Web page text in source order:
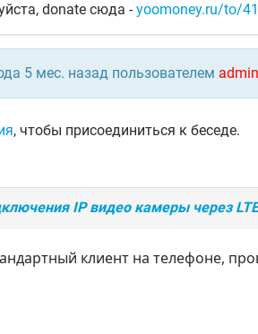
donate сюда -yoomoney.ru/to/
5 мес. назад пользователем admin
, чтобы присоединиться к беседе.
IP видео камеры через
клиент на телефоне,